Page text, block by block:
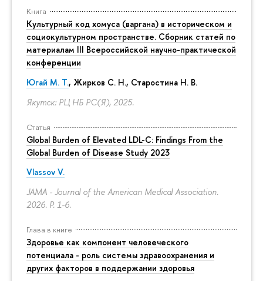
Книга
Культурный код хомуса (варгана) в историческом и
социокультурном пространстве. Сборник статей по
материалам III Всероссийской научно-практической
конференции
Югай М. Т., Жирков С. Н., Старостина Н. В.
Якутск: РЦ НБ РС(Я), 2025.
Статья
Global Burden of Elevated LDL-C: Findings From the
Global Burden of Disease Study 2023
Vlassov V.
JAMA - Journal of the American Medical Association.
2026. P. 1-6.
Глава в книге
Здоровье как компонент человеческого
потенциала - роль системы здравоохранения и
других факторов в поддержании здоровья